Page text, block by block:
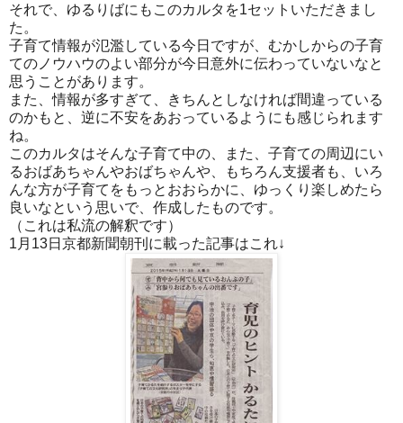
それで、ゆるりばにもこのカルタを1セットいただきまし
た。
子育て情報が氾濫している今日ですが、むかしからの子育
てのノウハウのよい部分が今日意外に伝わっていないなと
思うことがあります。
また、情報が多すぎて、きちんとしなければ間違っている
のかもと、逆に不安をあおっているようにも感じられます
ね。
このカルタはそんな子育て中の、また、子育ての周辺にい
るおばあちゃんやおばちゃんや、もちろん支援者も、いろ
んな方が子育てをもっとおおらかに、ゆっくり楽しめたら
良いなという思いで、作成したものです。
（これは私流の解釈です）
1月13日京都新聞朝刊に載った記事はこれ↓